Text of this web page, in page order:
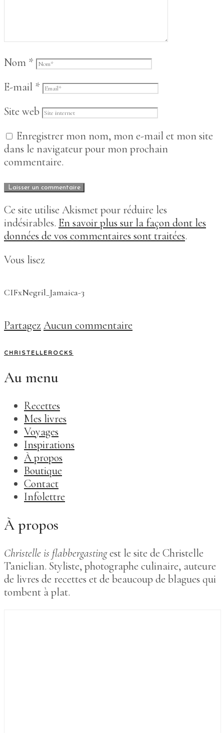
Nom *
E-mail *
Site web
Enregistrer mon nom, mon e-mail et mon site
dans le navigateur pour mon prochain
commentaire.
Ce site utilise Akismet pour réduire les
indésirables. En savoir plus sur la façon dont les
données de vos commentaires sont traitées.
Vous lisez
CIFxNegril_Jamaica-3
Partagez Aucun commentaire
CHRISTELLEROCKS
Au menu
Recettes
Mes livres
Voyages
Inspirations
À propos
Boutique
Contact
Infolettre
À propos
Christelle is flabbergastingest le site de Christelle
Tanielian. Styliste, photographe culinaire, auteure
de livres de recettes et de beaucoup de blagues qui
tombent à plat.